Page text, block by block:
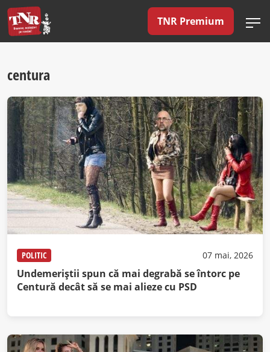
TNR Premium
centura
POLITIC 07 mai, 2026
Undemeriștii spun că mai degrabă se întorc pe
Centură decât să se mai alieze cu PSD